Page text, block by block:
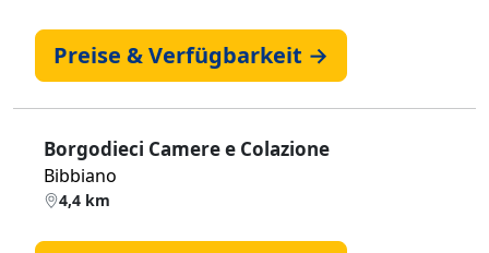
Preise & Verfügbarkeit →
Borgodieci Camere e Colazione
Bibbiano
4,4 km